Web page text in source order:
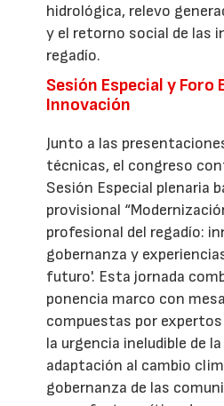
hidrológica, relevo
y el retorno social de las
regadío.
Sesión Especial y Foro
Innovación
Junto a las
técnicas, el congreso
Sesión Especial plenaria
provisional
profesional del regadío:
gobernanza y
futuro'. Esta jornada
ponencia marco con
compuestas por
la urgencia ineludible de
adaptación al cambio
gobernanza de las